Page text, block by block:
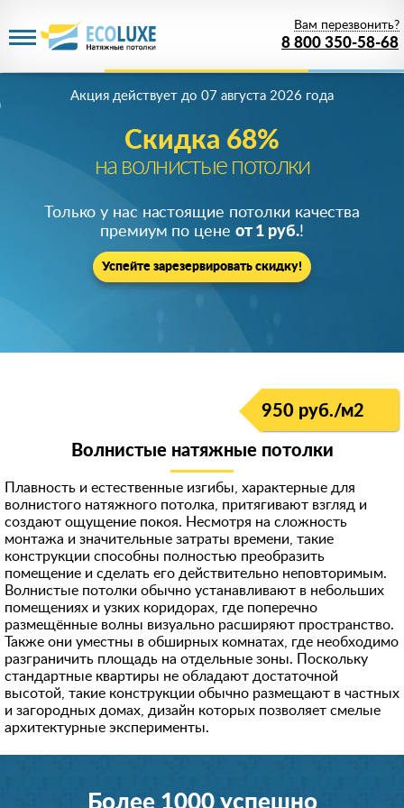
8 800 350-58-68
Вам перезвонить?
Скидка 68%
на волнистые потолки
Акция действует до 07 августа 2026 года
Только у нас настоящие потолки качества
премиум по цене от 1 руб.!
Успейте зарезервировать скидку!
950 руб./м2
Волнистые натяжные потолки
Плавность и естественные изгибы, характерные для
волнистого натяжного потолка, притягивают взгляд и
создают ощущение покоя. Несмотря на сложность
монтажа и значительные затраты времени, такие
конструкции способны полностью преобразить
помещение и сделать его действительно неповторимым.
Волнистые потолки обычно устанавливают в небольших
помещениях и узких коридорах, где поперечно
размещённые волны визуально расширяют пространство.
Также они уместны в обширных комнатах, где необходимо
разграничить площадь на отдельные зоны. Поскольку
стандартные квартиры не обладают достаточной
высотой, такие конструкции обычно размещают в частных
и загородных домах, дизайн которых позволяет смелые
архитектурные эксперименты.
Более 1000 успешно